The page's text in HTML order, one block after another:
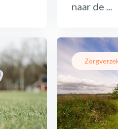
naar de ...